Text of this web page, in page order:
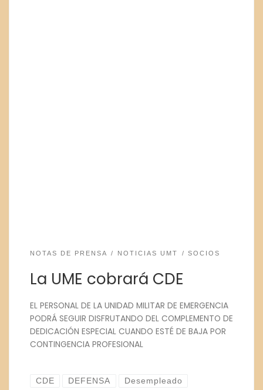
NOTAS DE PRENSA NOTICIAS UMT SOCIOS
La UME cobrará CDE
EL PERSONAL DE LA UNIDAD MILITAR DE EMERGENCIA
PODRÁ SEGUIR DISFRUTANDO DEL COMPLEMENTO DE
DEDICACIÓN ESPECIAL CUANDO ESTÉ DE BAJA POR
CONTINGENCIA PROFESIONAL
CDE DEFENSA Desempleado